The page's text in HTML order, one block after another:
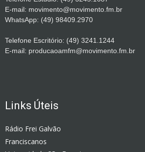
E-mail: movimento@movimento.fm.br
WhatsApp: (49) 98409.2970
Telefone Escritório: (49) 3241.1244
E-mail: producaoamfm@movimento.fm.br
Links Úteis
Rádio Frei Galvão
Franciscanos